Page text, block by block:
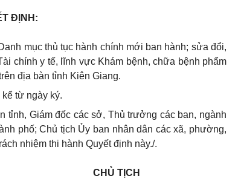
ĐỊNH:
mục thủ tục hành chính mới ban hành; sửa đổi,
chính y tế, lĩnh vực Khám bệnh, chữa bệnh phẩm
địa bàn tỉnh Kiên Giang.
từ ngày ký.
tỉnh, Giám đốc các sở, Thủ trưởng các ban, ngành
phố; Chủ tịch Ủy ban nhân dân các xã, phường,
nhiệm thi hành Quyết định này./.
CHỦ TỊCH